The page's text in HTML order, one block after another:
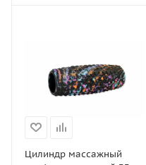
Цилиндр массажный